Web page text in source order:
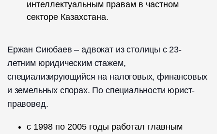
интеллектуальным правам в частном
секторе Казахстана.
Ержан Сиюбаев – адвокат из столицы с 23-
летним юридическим стажем,
специализирующийся на налоговых, финансовых
и земельных спорах. По специальности юрист-
правовед.
с 1998 по 2005 годы работал главным